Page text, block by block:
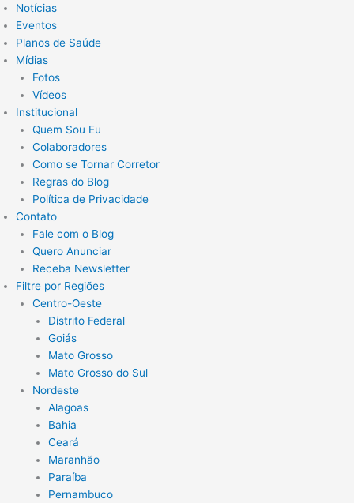
Notícias
Eventos
Planos de Saúde
Mídias
Fotos
Vídeos
Institucional
Quem Sou Eu
Colaboradores
Como se Tornar Corretor
Regras do Blog
Política de Privacidade
Contato
Fale com o Blog
Quero Anunciar
Receba Newsletter
Filtre por Regiões
Centro-Oeste
Distrito Federal
Goiás
Mato Grosso
Mato Grosso do Sul
Nordeste
Alagoas
Bahia
Ceará
Maranhão
Paraíba
Pernambuco